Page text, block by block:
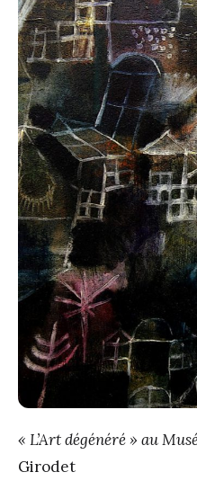
« L’Art dégénéré » au
Girodet